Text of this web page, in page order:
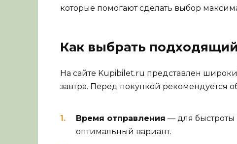
которые помогают сделать выбор
Как выбрать
На сайте Kupibilet.ru представлен
завтра. Перед покупкой рекомендуется
Время отправления — для быстроты
оптимальный вариант.